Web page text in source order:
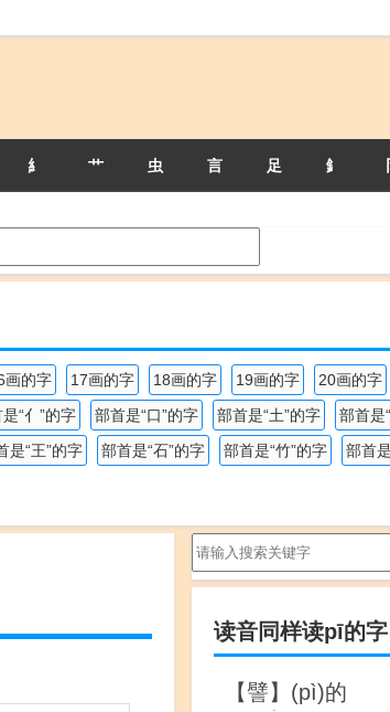
糹 艹 虫 言 足 釒
画的字 17画的字 18画的字 19画的字 20画的字
“亻”的字 部首是“口”的字 部首是“土”的字
部首是
是“王”的字 部首是“石”的字 部首是“竹”的字
部首
读音同样读pī的字
【譬】(pì)的